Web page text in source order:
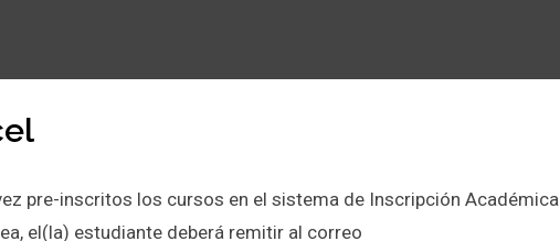
pre-inscritos los cursos en el sistema de Inscripción Académica
el(la) estudiante deberá remitir al correo